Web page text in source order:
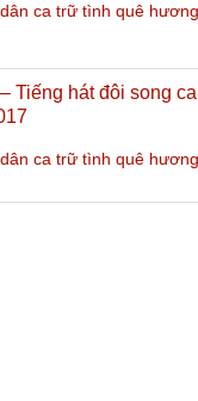
ca trữ tình quê hương
Tiếng hát đôi song
ca trữ tình quê hương